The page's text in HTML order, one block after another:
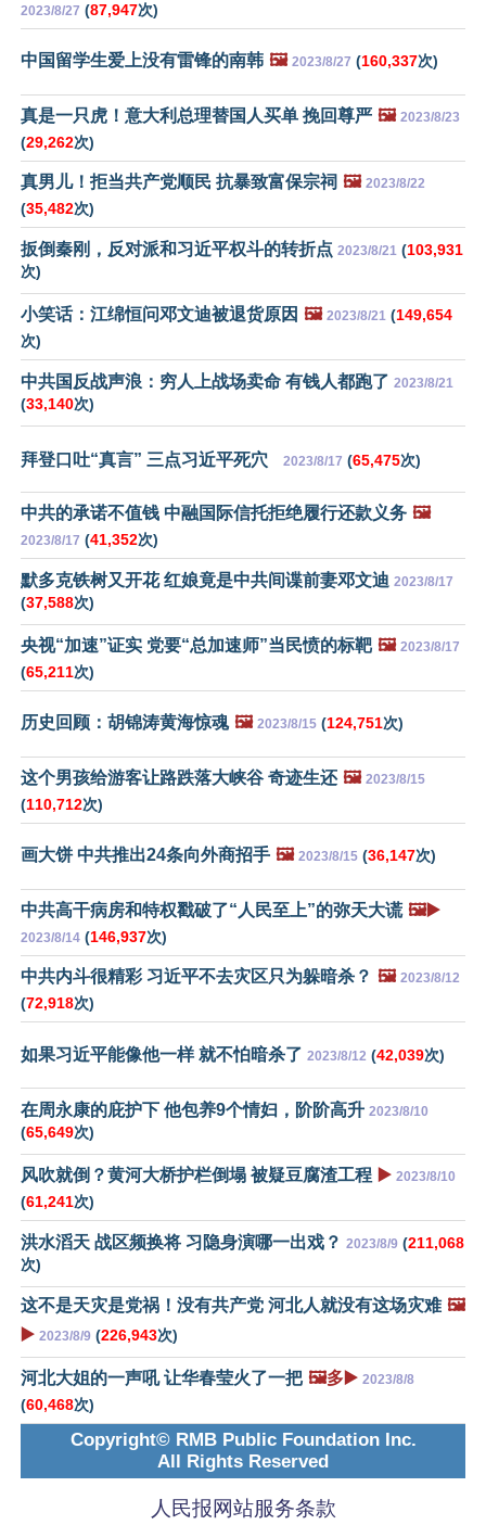
2023/8/27 (87,947次)
中国留学生爱上没有雷锋的南韩 🖼️ 2023/8/27 (160,337次)
真是一只虎！意大利总理替国人买单 挽回尊严 🖼️ 2023/8/23
(29,262次)
真男儿！拒当共产党顺民 抗暴致富保宗祠 🖼️ 2023/8/22
(35,482次)
扳倒秦刚，反对派和习近平权斗的转折点 2023/8/21 (103,931
次)
小笑话：江绵恒问邓文迪被退货原因 🖼️ 2023/8/21 (149,654
次)
中共国反战声浪：穷人上战场卖命 有钱人都跑了 2023/8/21
(33,140次)
拜登口吐“真言” 三点习近平死穴 2023/8/17 (65,475次)
中共的承诺不值钱 中融国际信托拒绝履行还款义务 🖼️
2023/8/17 (41,352次)
默多克铁树又开花 红娘竟是中共间谍前妻邓文迪 2023/8/17
(37,588次)
央视“加速”证实 党要“总加速师”当民愤的标靶 🖼️ 2023/8/17
(65,211次)
历史回顾：胡锦涛黄海惊魂 🖼️ 2023/8/15 (124,751次)
这个男孩给游客让路跌落大峡谷 奇迹生还 🖼️ 2023/8/15
(110,712次)
画大饼 中共推出24条向外商招手 🖼️ 2023/8/15 (36,147次)
中共高干病房和特权戳破了“人民至上”的弥天大谎 🖼️▶️
2023/8/14 (146,937次)
中共内斗很精彩 习近平不去灾区只为躲暗杀？ 🖼️ 2023/8/12
(72,918次)
如果习近平能像他一样 就不怕暗杀了 2023/8/12 (42,039次)
在周永康的庇护下 他包养9个情妇，阶阶高升 2023/8/10
(65,649次)
风吹就倒？黄河大桥护栏倒塌 被疑豆腐渣工程 ▶️ 2023/8/10
(61,241次)
洪水滔天 战区频换将 习隐身演哪一出戏？ 2023/8/9 (211,068
次)
这不是天灾是党祸！没有共产党 河北人就没有这场灾难 🖼️
▶️ 2023/8/9 (226,943次)
河北大姐的一声吼 让华春莹火了一把 🖼️多▶️ 2023/8/8
(60,468次)
Copyright© RMB Public Foundation Inc.
All Rights Reserved
人民报网站服务条款